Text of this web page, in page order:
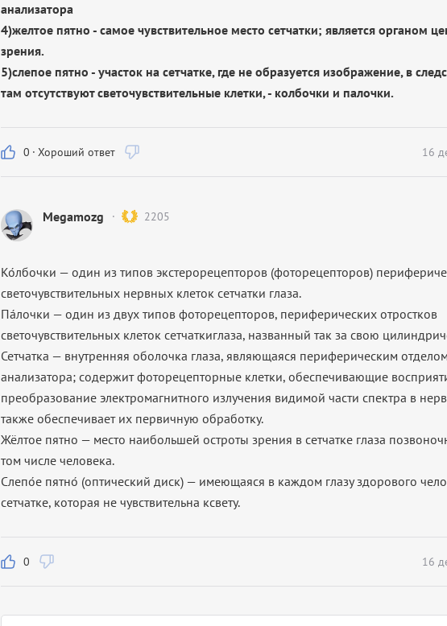
анализатора
4)желтое пятно - самое чувствительное место сетчатки; является органом
зрения.
5)слепое пятно - участок на сетчатке, где не образуется изображение, в
там отсутствуют светочувствительные клетки, - колбочки и палочки.
0 · Хороший ответ 16
Megamozg 2205
Ко́лбочки — один из типов экстерорецепторов (фоторецепторов)
светочувствительных нервных клеток сетчатки глаза.
Па́лочки — один из двух типов фоторецепторов, периферических отростков
светочувствительных клеток сетчаткиглаза, названный так за свою
Сетчатка — внутренняя оболочка глаза, являющаяся периферическим отделом
анализатора; содержитфоторецепторные клетки, обеспечивающие
преобразование электромагнитного излучения видимой части спектра в
также обеспечивает их первичную обработку.
Жёлтое пятно — место наибольшей остроты зрения в сетчатке глаза
том числе человека.
Слепо́е пятно́ (оптический диск) — имеющаяся в каждом глазуздорового
сетчатке, которая не чувствительна ксвету.
0 16